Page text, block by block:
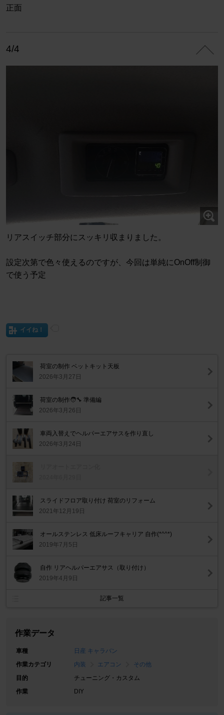
正面
4/4
リアスイッチ部分にスッキリ収まりました。
設定次第で色々使えるのですが、今回は単純にOnOff制御
で使う予定
イイね！
荷室の制作 ベットキット天板
2026年3月27日
荷室の制作🧑‍🔧 準備編
2026年3月26日
車両入替えでヘルパーエアサスを作り直し
2026年3月24日
スライドフロア取り付け 荷室のリフォーム
2021年12月19日
オールステンレス 低床ルーフキャリア 自作(*^^*)
2019年7月5日
自作 リアヘルパーエアサス（取り付け）
2019年4月9日
記事一覧
作業データ
車種
日産 キャラバン
作業カテゴリ
内装 エアコン
その他
目的
チューニング・カスタム
作業
DIY